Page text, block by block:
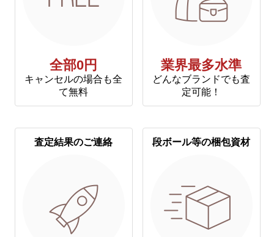
全部0円
キャンセルの場合も全
て無料
業界最多水準
どんなブランドでも査
定可能！
査定結果のご連絡 段ボール等の梱包資材